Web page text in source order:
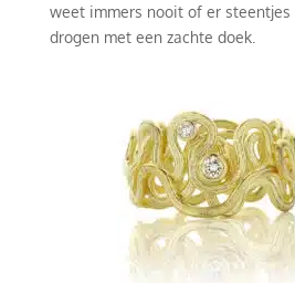
weet immers nooit of er steentjes
drogen met een zachte doek.